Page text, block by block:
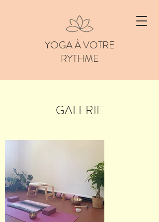
YOGA À VOTRE
RYTHME
GALERIE